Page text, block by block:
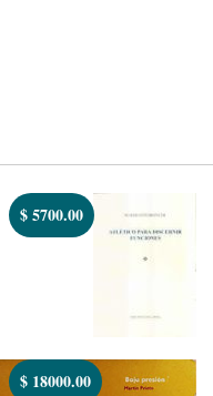
$5700.00
$ 18000.00